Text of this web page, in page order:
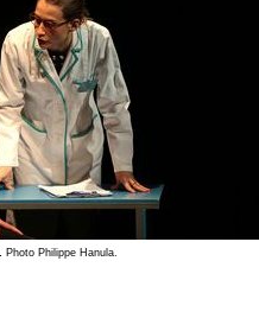
Photo Philippe Hanula.